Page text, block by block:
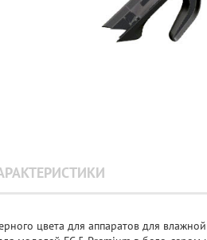
цвета для аппаратов для